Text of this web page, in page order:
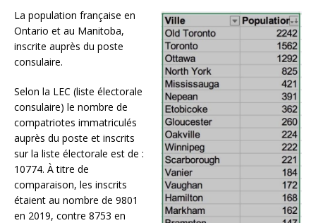
La population française en
Ontario et au Manitoba,
inscrite auprès du poste
consulaire.
Selon la LEC (liste électorale
consulaire) le nombre de
compatriotes immatriculés
auprès du poste et inscrits
sur la liste électorale est de :
10774. À titre de
comparaison, les inscrits
étaient au nombre de 9801
en 2019, contre 8753 en